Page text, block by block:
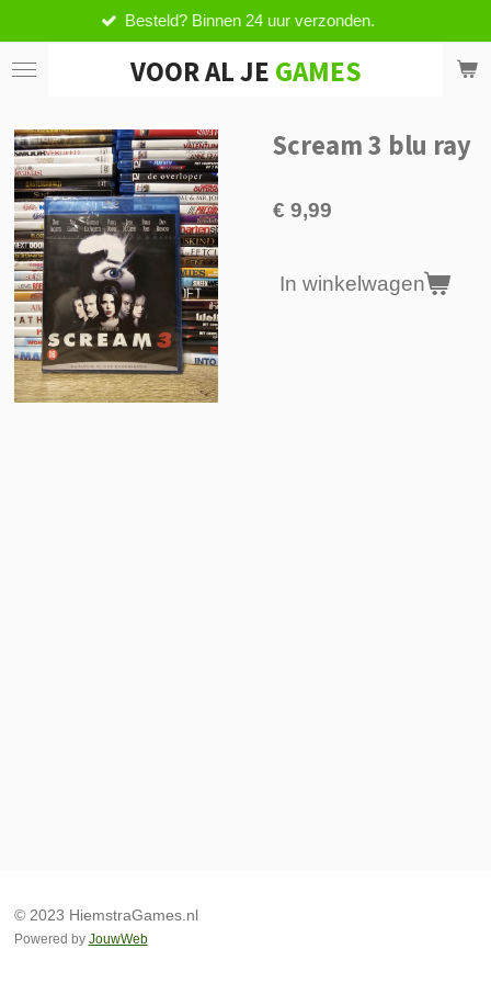
direct
naar
VOOR AL JE GAMES
Binnen 24 uur verzonden.
Scream 3 blu ray
€ 9,99
In winkelwagen
© 2023 HiemstraGames.nl
Powered by JouwWeb